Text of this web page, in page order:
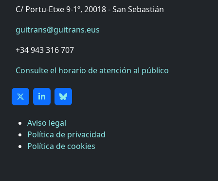
C/ Portu-Etxe 9-1º, 20018 - San Sebastián
guitrans@guitrans.eus
+34 943 316 707
Consulte el horario de atención al público
Aviso legal
Política de privacidad
Política de cookies